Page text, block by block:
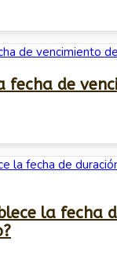
fecha de
la fecha